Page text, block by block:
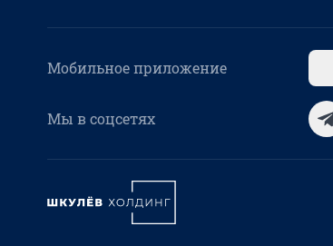
Мобильное приложение
Мы в соцсетях